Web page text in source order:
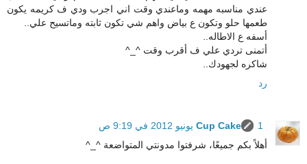
عندي مناسبه مهمه وماعندي وقت اني اجرب ودي ف كريمه يكون
طعمها حلو وتكون ع بياض واهم شي تكون ثابته وماتسيح علي..
أسفه ع الاطاله..
أتمنى تردي علي ف أقرب وقت ^_^
شاكره لجهودك..
رد
Cup Cake
1 يونيو 2012 في 9:19 ص
أهلاً بكم جميعًا، شرفتوا مدونتي المتواضعة ^_^